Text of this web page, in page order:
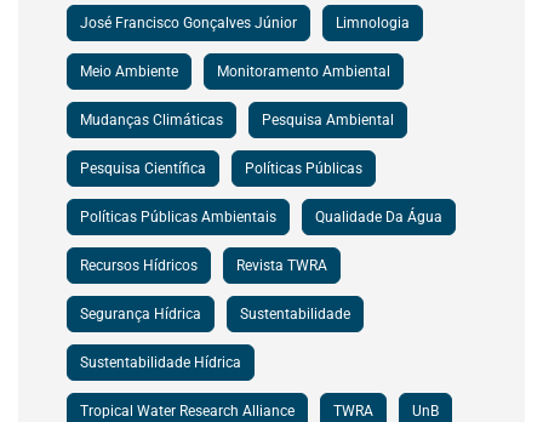
José Francisco Gonçalves Júnior Limnologia
Meio Ambiente Monitoramento Ambiental
Mudanças Climáticas Pesquisa Ambiental
Pesquisa Científica Políticas Públicas
Políticas Públicas Ambientais Qualidade Da Água
Recursos Hídricos Revista TWRA
Segurança Hídrica Sustentabilidade
Sustentabilidade Hídrica
Tropical Water Research Alliance TWRA UnB